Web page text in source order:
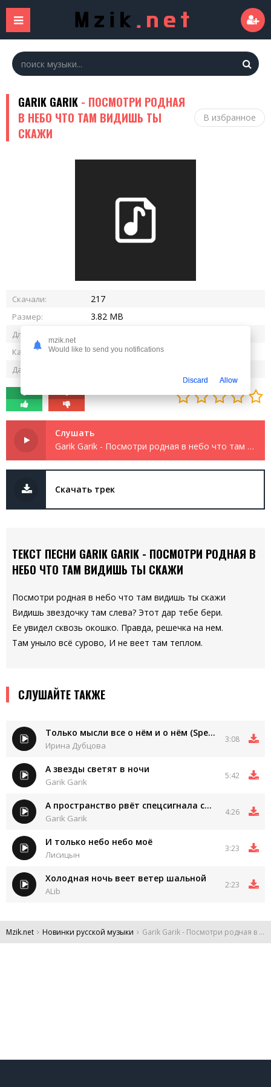
GARIK GARIK - ПОСМОТРИ РОДНАЯ
В НЕБО ЧТО ТАМ ВИДИШЬ ТЫ
СКАЖИ
В избранное
Скачали: 217
Размер: 3.82 MB
Длительность:
Качество: 320 kbps
Дата релиза:
0 0
Слушать
Garik Garik - Посмотри родная в небо что там видишь ты скажи
Скачать трек
ТЕКСТ ПЕСНИ GARIK GARIK - ПОСМОТРИ РОДНАЯ В
НЕБО ЧТО ТАМ ВИДИШЬ ТЫ СКАЖИ
Посмотри родная в небо что там видишь ты скажи
Видишь звездочку там слева? Этот дар тебе бери.
Ее увидел сквозь окошко. Правда, решечка на нем.
Там уныло всё сурово, И не веет там теплом.
СЛУШАЙТЕ ТАКЖЕ
Только мысли все о нём и о нём (Speed up)
Ирина Дубцова
3:08
А звезды светят в ночи
Garik Garik
5:42
А пространство рвёт спецсигнала синева
Garik Garik
4:26
И только небо небо моё
Лисицын
3:23
Холодная ночь веет ветер шальной
ALib
2:23
Mzik.net Новинки русской музыки Garik Garik - Посмотри родная в небо что там видишь ты скажи
mzik.net
Would like to send you notifications
Discard Allow